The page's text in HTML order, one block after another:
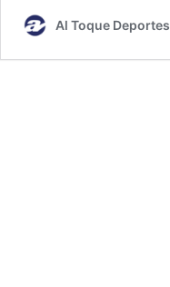
Al Toque Deportes